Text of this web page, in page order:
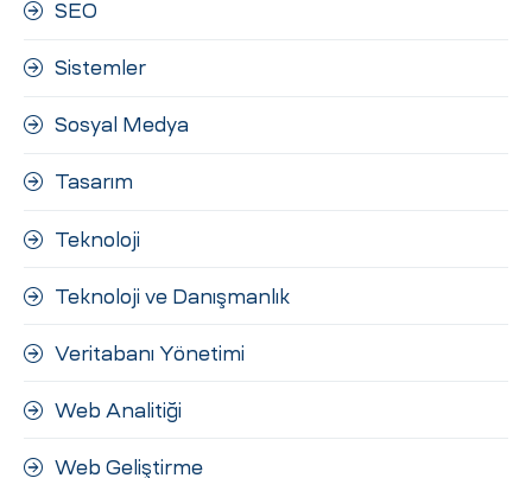
SEO
Sistemler
Sosyal Medya
Tasarım
Teknoloji
Teknoloji ve Danışmanlık
Veritabanı Yönetimi
Web Analitiği
Web Geliştirme